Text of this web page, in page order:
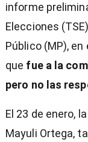
informe
Elecciones
Público (MP),
que fue a la
pero no las
El 23 de enero,
Mayuli Ortega,